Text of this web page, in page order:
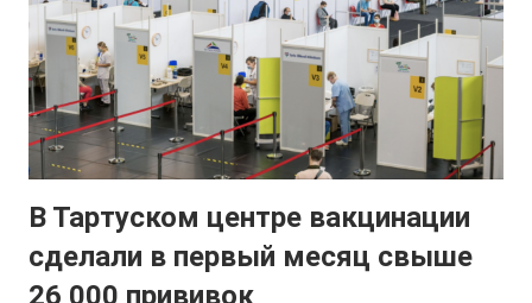
В Тартуском центре вакцинации
сделали в первый месяц свыше
26 000 прививок